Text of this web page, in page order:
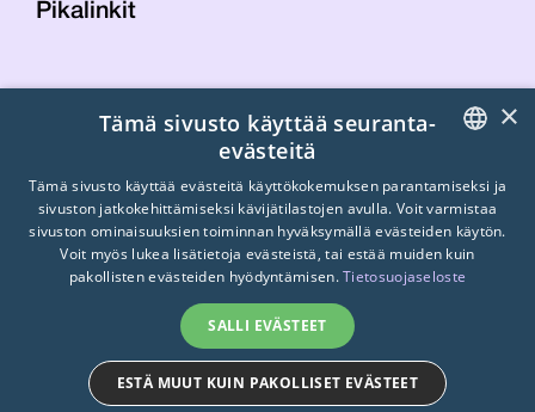
Pikalinkit
Laskutustiedot
Tietosuojaseloste
Turvallisemman tilan periaatteet
© 2026 STTK. Made with ❤ byAvoin.Systems
FINNISH
SWEDISH
×
Tämä sivusto käyttää seuranta-
evästeitä
Tämä sivusto käyttää evästeitä käyttökokemuksen parantamiseksi ja
sivuston jatkokehittämiseksi kävijätilastojen avulla. Voit varmistaa
sivuston ominaisuuksien toiminnan hyväksymällä evästeiden käytön.
Voit myös lukea lisätietoja evästeistä, tai estää muiden kuin
pakollisten evästeiden hyödyntämisen.Tietosuojaseloste
SALLI EVÄSTEET
ESTÄ MUUT KUIN PAKOLLISET EVÄSTEET